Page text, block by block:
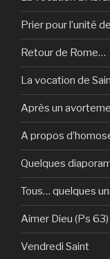
Prier pour l’unité
Retour de Rome…
La vocation de
Après un
A propos
Quelques
Tous… quelques
Aimer Dieu (Ps 63)
Vendredi Saint